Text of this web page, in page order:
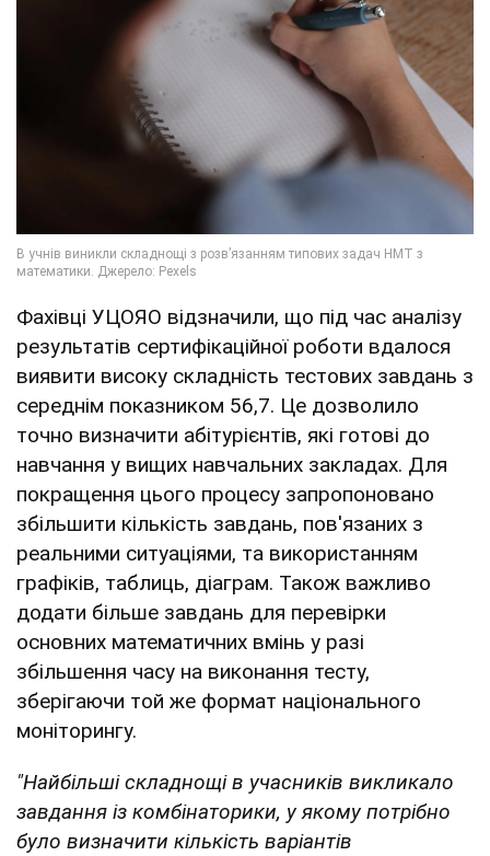
Фахівці УЦОЯО відзначили, що під час аналізу
результатів сертифікаційної роботи вдалося
виявити високу складність тестових завдань з
середнім показником 56,7. Це дозволило
точно визначити абітурієнтів, які готові до
навчання у вищих навчальних закладах. Для
покращення цього процесу запропоновано
збільшити кількість завдань, пов'язаних з
реальними ситуаціями, та використанням
графіків, таблиць, діаграм. Також важливо
додати більше завдань для перевірки
основних математичних вмінь у разі
збільшення часу на виконання тесту,
зберігаючи той же формат національного
моніторингу.
"Найбільші складнощі в учасників викликало
завдання із комбінаторики, у якому потрібно
було визначити кількість варіантів